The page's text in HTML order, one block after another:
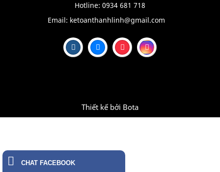
Hotline: 0934 681 718
Email: ketoanthanhlinh@gmail.com
Thiết kế bởi Bota
CHAT FACEBOOK